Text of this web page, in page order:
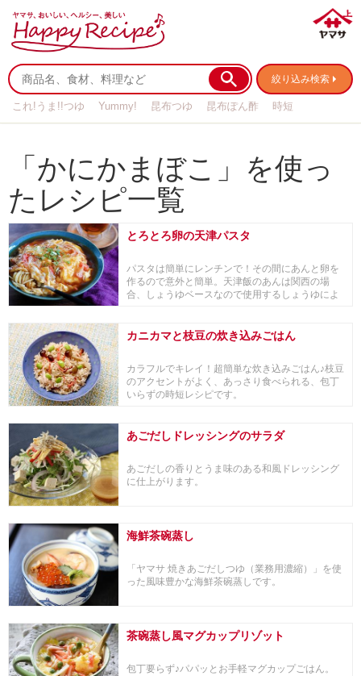
絞り込み検索
これ!うま!!つゆ Yummy! 昆布つゆ 昆布ぽん酢
時短
「かにかまぼこ」を使っ
たレシピ一覧
とろとろ卵の天津パスタ
パスタは簡単にレンチンで！その間にあんと卵を
作るので意外と簡単。天津飯のあんは関西の場
合、しょうゆベースなので使用するしょうゆによ
カニカマと枝豆の炊き込みごはん
カラフルでキレイ！超簡単な炊き込みごはん♪枝豆
のアクセントがよく、あっさり食べられる、包丁
いらずの時短レシピです。
あごだしドレッシングのサラダ
あごだしの香りとうま味のある和風ドレッシング
に仕上がります。
海鮮茶碗蒸し
「ヤマサ 焼きあごだしつゆ（業務用濃縮）」を使
った風味豊かな海鮮茶碗蒸しです。
茶碗蒸し風マグカップリゾット
包丁要らず♪パパッとお手軽マグカップごはん。